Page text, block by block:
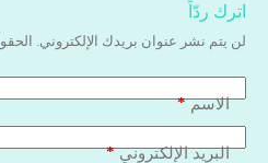
اترك ردّاً
لن يتم نشر عنوان بريدك الإلكتروني.
الاسم*
البريد الإلكتروني*